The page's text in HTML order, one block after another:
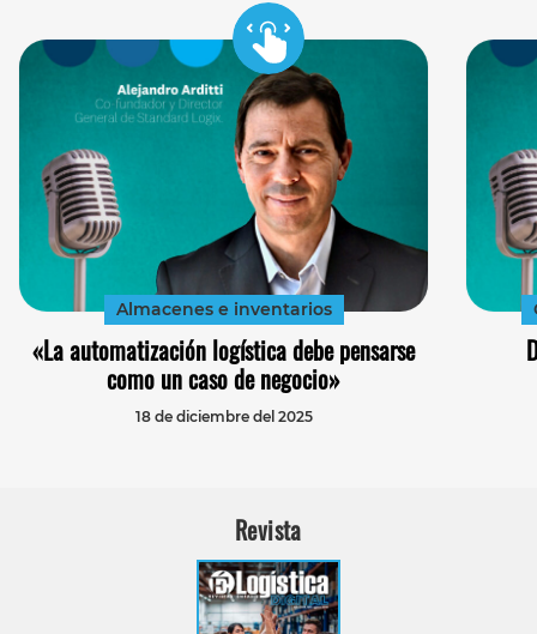
Almacenes e inventarios
«La automatización logística debe pensarse
como un caso de negocio»
18 de diciembre del 2025
Revista